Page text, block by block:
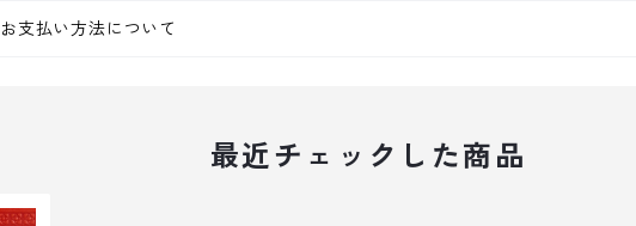
お支払い方法について
最近チェックした商品